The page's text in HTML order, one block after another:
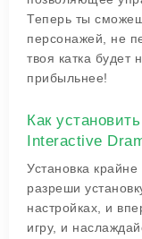
Теперь ты
персонажей, не
твоя катка будет
прибыльнее!
Как
Interactive
Установка
разреши
настройках, и
игру, и